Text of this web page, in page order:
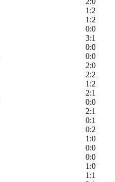
1:2
1:2
0:0
3:1
0:0
0:0
2:0
2:2
1:2
2:1
0:0
2:1
0:1
0:2
1:0
0:0
0:0
1:0
1:1